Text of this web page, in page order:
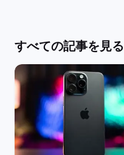
すべての記事を見る